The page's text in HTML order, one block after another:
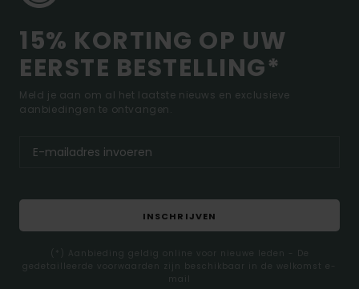
15% KORTING OP UW
EERSTE BESTELLING*
Meld je aan om al het laatste nieuws en exclusieve
aanbiedingen te ontvangen.
INSCHRIJVEN
(*) Aanbieding geldig online voor nieuwe leden - De
gedetailleerde voorwaarden zijn beschikbaar in de welkomst e-
mail